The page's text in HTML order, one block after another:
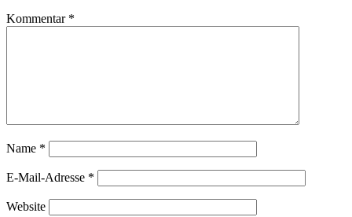
Kommentar *
Name *
E-Mail-Adresse *
Website